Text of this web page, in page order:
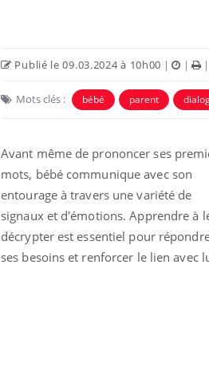
Publié le 09.03.2024 à 10h00 | |
Mots clés : bébé parent
Avant même de prononcer ses
mots, bébé communique avec son
entourage à travers une variété de
signaux et d'émotions. Apprendre à
décrypter est essentiel pour
ses besoins et renforcer le lien avec